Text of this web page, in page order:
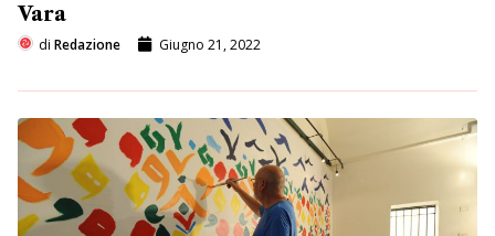
Vara
di Redazione Giugno 21, 2022